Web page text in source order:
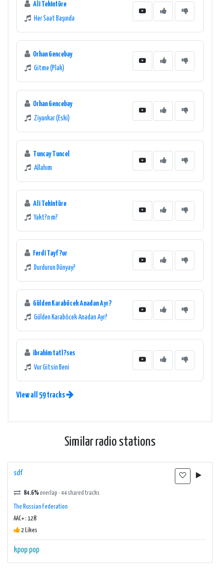
Ali Tekintüre
Her Saat Başında
Orhan Gencebay
Gitme (Plak)
Orhan Gencebay
Ziyankar (Eski)
Tuncay Tuncel
Allahım
Ali Tekintüre
Yakt?n m?
Ferdi Tayf?ur
Durdurun Dünyay?
Gülden Karaböcek Anadan Ayr?
Gülden Karaböcek Anadan Ayr?
ibrahim tatl?ses
Vur Gitsin Beni
View all 59 tracks
Similar radio stations
sdf
84.6%overlap · 44 shared tracks
The Russian Federation
AAC+ : 128
2 Likes
kpop pop